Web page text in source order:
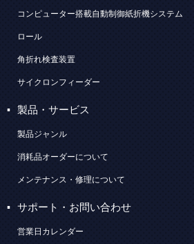
コンピューター搭載自動制御紙折機システム
ロール
角折れ検査装置
サイクロンフィーダー
製品・サービス
製品ジャンル
消耗品オーダーについて
メンテナンス・修理について
サポート・お問い合わせ
営業日カレンダー